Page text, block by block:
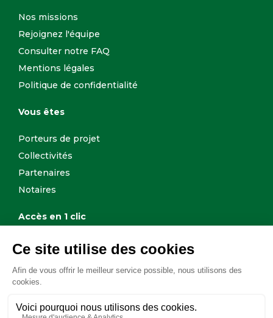
Nos missions
Rejoignez l'équipe
Consulter notre FAQ
Mentions légales
Politique de confidentialité
Vous êtes
Porteurs de projet
Collectivités
Partenaires
Notaires
Accès en 1 clic
Biens en vente
Dispositif AJIS
Contacter un conseiller